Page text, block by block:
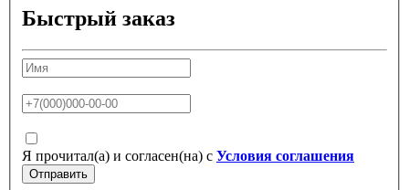
Быстрый заказ
Я прочитал(а) и согласен(на) с Условия соглашения
Отправить